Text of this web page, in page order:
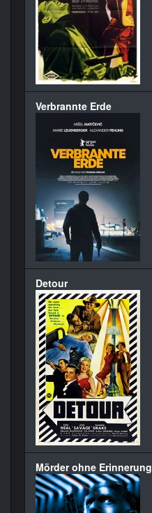
Verbrannte Erde
Detour
Mörder ohne Erinnerung